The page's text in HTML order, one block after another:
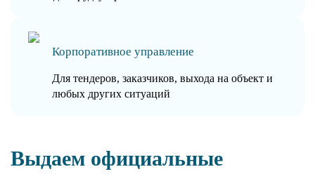
Корпоративное управление
Для тендеров, заказчиков, выхода на объект и
любых других ситуаций
Выдаем официальные